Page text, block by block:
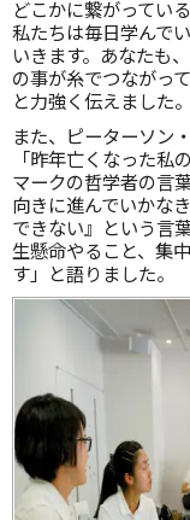
どこかに繋がってい
私たちは毎日学んで
いきます。あなたも
の事が糸でつながっ
と力強く伝えました。
また、ピーターソン
「昨年亡くなった
マークの哲学者の言
向きに進んでいかな
できない』という言
生懸命やること、集
す」と語りました。